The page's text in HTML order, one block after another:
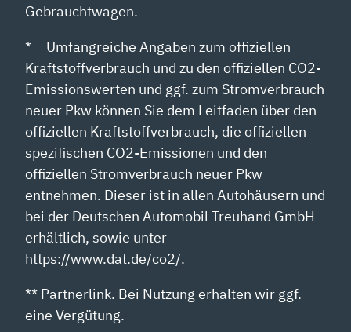
Gebrauchtwagen.
* = Umfangreiche Angaben zum offiziellen
Kraftstoffverbrauch und zu den offiziellen CO2-
Emissionswerten und ggf. zum Stromverbrauch
neuer Pkw können Sie dem Leitfaden über den
offiziellen Kraftstoffverbrauch, die offiziellen
spezifischen CO2-Emissionen und den
offiziellen Stromverbrauch neuer Pkw
entnehmen. Dieser ist in allen Autohäusern und
bei der Deutschen Automobil Treuhand GmbH
erhältlich, sowie unter
https://www.dat.de/co2/.
** Partnerlink. Bei Nutzung erhalten wir ggf.
eine Vergütung.